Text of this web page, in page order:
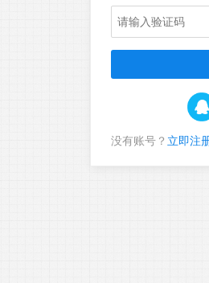
没有账号？ 立即注